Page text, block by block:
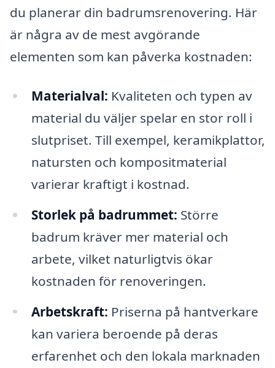
du planerar din badrumsrenovering. Här
är några av de mest avgörande
elementen som kan påverka kostnaden:
Materialval: Kvaliteten och typen av
material du väljer spelar en stor roll i
slutpriset. Till exempel, keramikplattor,
natursten och kompositmaterial
varierar kraftigt i kostnad.
Storlek på badrummet: Större
badrum kräver mer material och
arbete, vilket naturligtvis ökar
kostnaden för renoveringen.
Arbetskraft: Priserna på hantverkare
kan variera beroende på deras
erfarenhet och den lokala marknaden